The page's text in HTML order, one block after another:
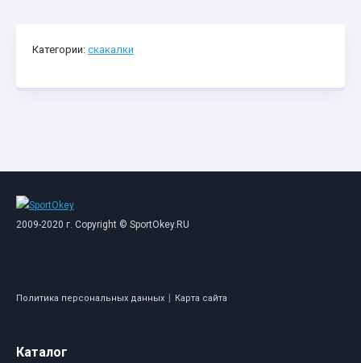
Категории: скакалки
2009-2020 г. Copyright © SportOkey.RU
Политика персональных данных Карта сайта
Каталог